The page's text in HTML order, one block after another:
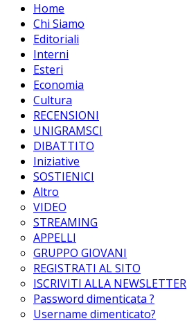
Home
Chi Siamo
Editoriali
Interni
Esteri
Economia
Cultura
RECENSIONI
UNIGRAMSCI
DIBATTITO
Iniziative
SOSTIENICI
Altro
VIDEO
STREAMING
APPELLI
GRUPPO GIOVANI
REGISTRATI AL SITO
ISCRIVITI ALLA NEWSLETTER
Password dimenticata ?
Username dimenticato?